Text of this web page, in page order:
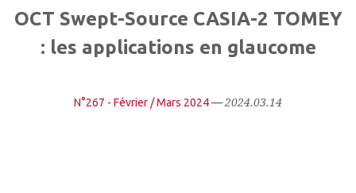
OCT Swept-Source CASIA-2 TOMEY
: les applications en glaucome
N°267 - Février / Mars 2024—2024.03.14